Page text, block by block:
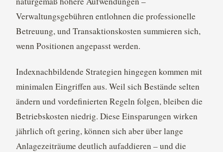
Verwaltungsgebühren entlohnen die professionelle
Betreuung, und Transaktionskosten summieren sich,
wenn Positionen angepasst werden.
Indexnachbildende Strategien hingegen kommen mit
minimalen Eingriffen aus. Weil sich Bestände selten
ändern und vordefinierten Regeln folgen, bleiben die
Betriebskosten niedrig. Diese Einsparungen wirken
jährlich oft gering, können sich aber über lange
Anlagezeiträume deutlich aufaddieren – und die